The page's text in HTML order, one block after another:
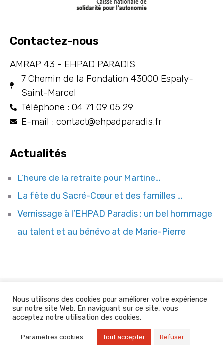
Contactez-nous
AMRAP 43 - EHPAD PARADIS
7 Chemin de la Fondation 43000 Espaly-
Saint-Marcel
Téléphone : 04 71 09 05 29
E-mail : contact@ehpadparadis.fr
Actualités
L’heure de la retraite pour Martine…
La fête du Sacré-Cœur et des familles …
Vernissage à l’EHPAD Paradis : un bel hommage
au talent et au bénévolat de Marie-Pierre
Site web réalisé parCOQPIT Agence Digitale
Mentions légales
Nous utilisons des cookies pour améliorer votre expérience
sur notre site Web. En naviguant sur ce site, vous
acceptez notre utilisation des cookies.
Paramètres cookies Tout accepter Refuser